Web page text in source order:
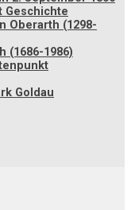
Geschichte
Oberarth (1298-
(1686-1986)
Goldau